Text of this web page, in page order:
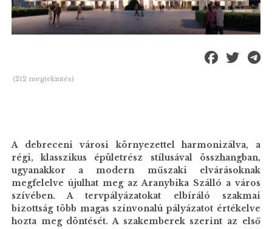
(212 megtekintés)
A debreceni városi környezettel harmonizálva, a
régi, klasszikus épületrész stílusával összhangban,
ugyanakkor a modern műszaki elvárásoknak
megfelelve újulhat meg az Aranybika Szálló a város
szívében. A tervpályázatokat elbíráló szakmai
bizottság több magas színvonalú pályázatot értékelve
hozta meg döntését. A szakemberek szerint az első